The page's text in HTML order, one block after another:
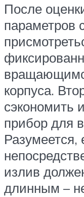
После
параметров
корпуса.
сэкономить
прибор для
Разумеется,
излив
длинным –